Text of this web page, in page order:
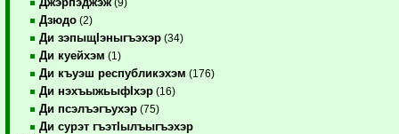
(9)
Дзюдо (2)
Ди зэпыщIэныгъэхэр (34)
Ди куейхэм (1)
Ди къуэш республикэхэм (176)
Ди нэхъыжьыфIхэр (16)
Ди псэлъэгъухэр (75)
Ди сурэт гъэтIылъыгъэхэр